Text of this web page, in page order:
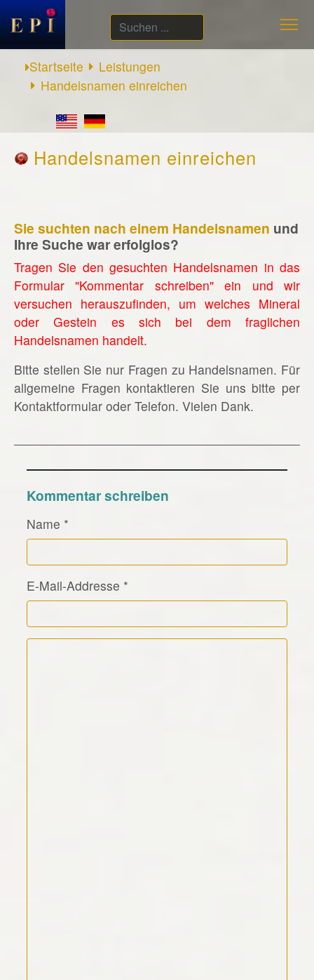
Suchen
...
Startseite
Leistungen
Handelsnamen einreichen
Handelsnamen einreichen
Sie suchten nach einem Handelsnamen und
Ihre Suche war erfolglos?
Tragen Sie den gesuchten Handelsnamen in das
Formular "Kommentar schreiben" ein und wir
versuchen herauszufinden, um welches Mineral
oder Gestein es sich bei dem fraglichen
Handelsnamen handelt.
Bitte stellen Sie nur Fragen zu Handelsnamen. Für
allgemeine Fragen kontaktieren Sie uns bitte per
Kontaktformular oder Telefon. Vielen Dank.
Kommentar schreiben
Name *
E-Mail-Addresse *
Kommentar Text